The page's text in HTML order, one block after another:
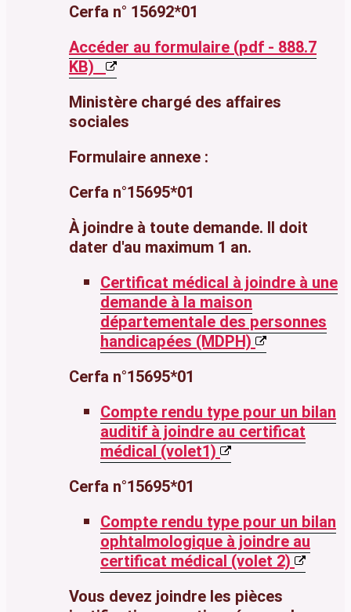
Cerfa n° 15692*01
Accéder au formulaire (pdf - 888.7
KB)
Ministère chargé des affaires
sociales
Formulaire annexe :
Cerfa n°15695*01
À joindre à toute demande. Il doit
dater d'au maximum 1 an.
Certificat médical à joindre à une
demande à la maison
départementale des personnes
handicapées (MDPH)
Cerfa n°15695*01
Compte rendu type pour un bilan
auditif à joindre au certificat
médical (volet1)
Cerfa n°15695*01
Compte rendu type pour un bilan
ophtalmologique à joindre au
certificat médical (volet 2)
Vous devez joindre les pièces